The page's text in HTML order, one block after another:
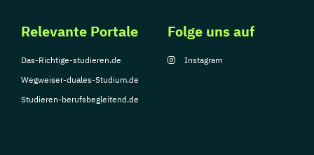
Relevante Portale
Das-Richtige-studieren.de
Wegweiser-duales-Studium.de
Studieren-berufsbegleitend.de
Folge uns auf
Instagram